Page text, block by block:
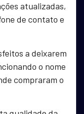
atualizadas,
de contato e
a deixarem
o nome
compraram o